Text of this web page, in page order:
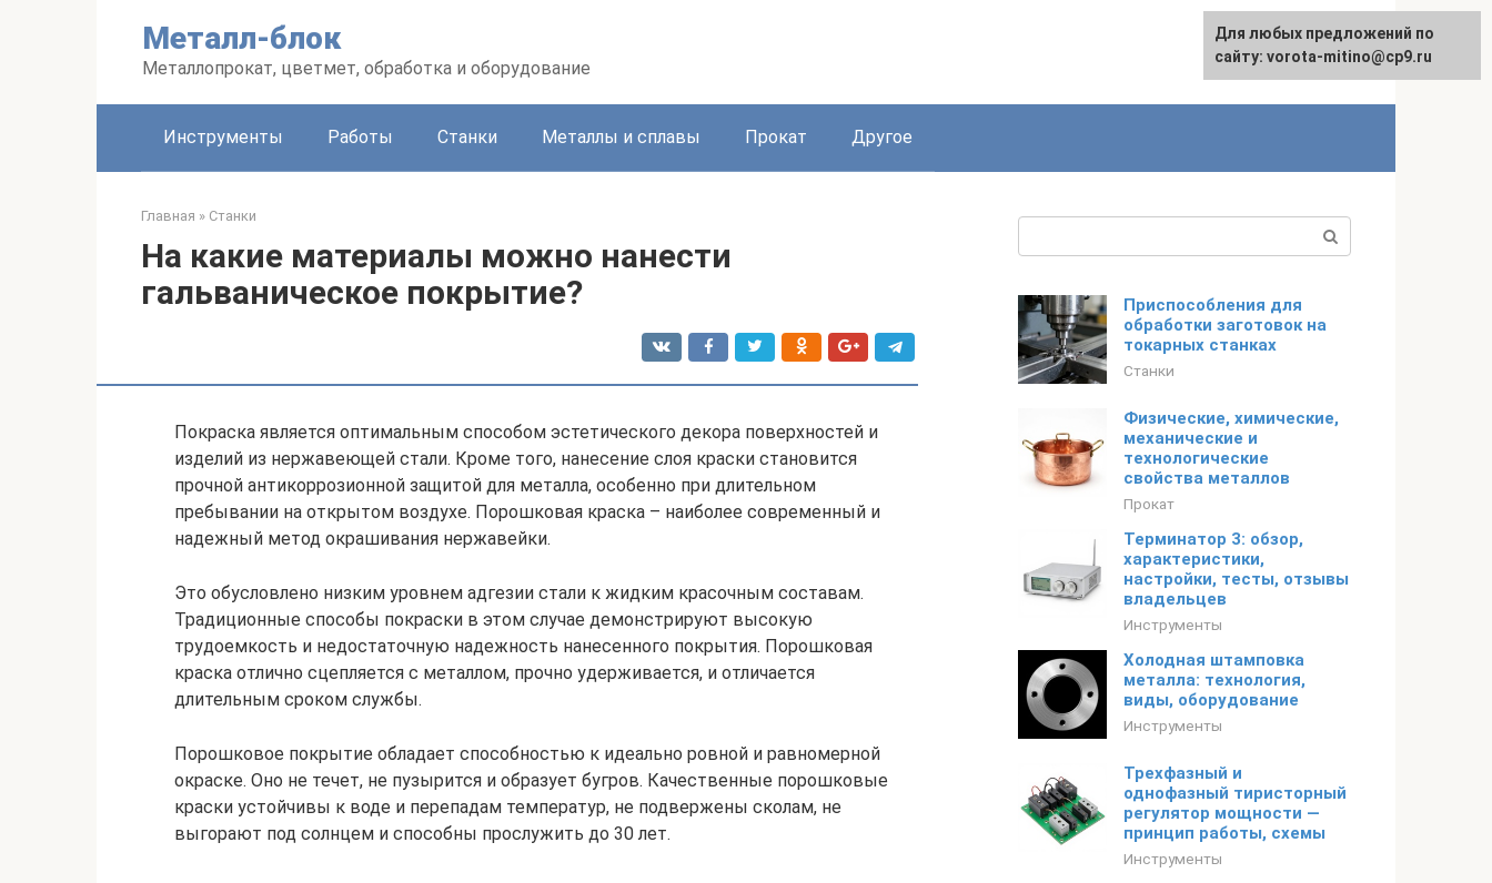
Металл-блок
Металлопрокат, цветмет, обработка и оборудование
Инструменты Работы Станки Металлы и сплавы Прокат Другое
Главная » Станки
На какие материалы можно нанести
гальваническое покрытие?
Покраска является оптимальным способом эстетического декора поверхностей и
изделий из нержавеющей стали. Кроме того, нанесение слоя краски становится
прочной антикоррозионной защитой для металла, особенно при длительном
пребывании на открытом воздухе. Порошковая краска – наиболее современный и
надежный метод окрашивания нержавейки.
Это обусловлено низким уровнем адгезии стали к жидким красочным составам.
Традиционные способы покраски в этом случае демонстрируют высокую
трудоемкость и недостаточную надежность нанесенного покрытия. Порошковая
краска отлично сцепляется с металлом, прочно удерживается, и отличается
длительным сроком службы.
Порошковое покрытие обладает способностью к идеально ровной и равномерной
окраске. Оно не течет, не пузырится и образует бугров. Качественные порошковые
краски устойчивы к воде и перепадам температур, не подвержены сколам, не
выгорают под солнцем и способны прослужить до 30 лет.
Приспособления для
обработки заготовок на
токарных станках
Станки
Физические, химические,
механические и
технологические
свойства металлов
Прокат
Терминатор 3: обзор,
характеристики,
настройки, тесты, отзывы
владельцев
Инструменты
Холодная штамповка
металла: технология,
виды, оборудование
Инструменты
Трехфазный и
однофазный тиристорный
регулятор мощности —
принцип работы, схемы
Инструменты
Для любых предложений по
сайту: vorota-mitino@cp9.ru